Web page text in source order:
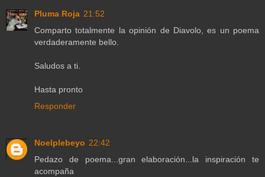
Pluma Roja 21:52
Comparto totalmente la opinión de Diavolo, es un poema
verdaderamente bello.
Saludos a ti.
Hasta pronto
Responder
Noelplebeyo 22:42
Pedazo de poema...gran elaboración...la inspiración te
acompaña